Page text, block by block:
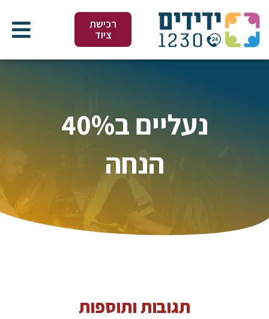
לתוכן
רכישת
ציוד
נעליים ב40%
הנחה
תגובות ותוספות